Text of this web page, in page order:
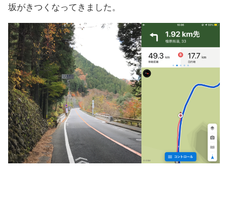
坂がきつくなってきました。